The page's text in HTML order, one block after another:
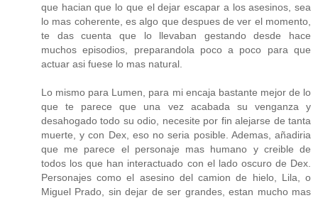
que hacian que lo que el dejar escapar a los asesinos, sea
lo mas coherente, es algo que despues de ver el momento,
te das cuenta que lo llevaban gestando desde hace
muchos episodios, preparandola poco a poco para que
actuar asi fuese lo mas natural.
Lo mismo para Lumen, para mi encaja bastante mejor de lo
que te parece que una vez acabada su venganza y
desahogado todo su odio, necesite por fin alejarse de tanta
muerte, y con Dex, eso no seria posible. Ademas, añadiria
que me parece el personaje mas humano y creible de
todos los que han interactuado con el lado oscuro de Dex.
Personajes como el asesino del camion de hielo, Lila, o
Miguel Prado, sin dejar de ser grandes, estan mucho mas